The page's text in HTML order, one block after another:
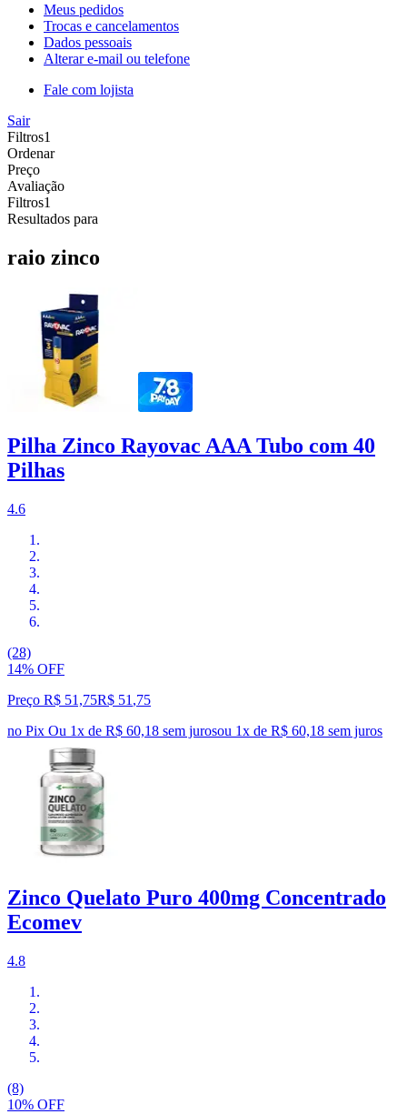
Meus pedidos
Trocas e cancelamentos
Dados pessoais
Alterar e-mail ou telefone
Fale com lojista
Sair
Filtros1
Ordenar
Preço
Avaliação
Filtros1
Resultados para
raio zinco
Pilha Zinco Rayovac AAA Tubo com 40
Pilhas
4.6
(28)
14% OFF
Preço R$ 51,75R$ 51 ,75
no Pix Ou 1x de R$ 60,18 sem jurosou 1x de R$ 60,18 sem juros
Zinco Quelato Puro 400mg Concentrado
Ecomev
4.8
(8)
10% OFF